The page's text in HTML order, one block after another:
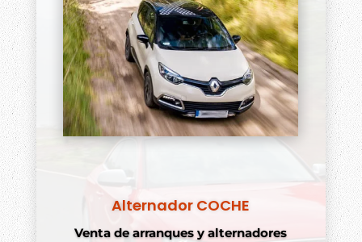
Alternador COCHE
Venta de arranques y alternadores